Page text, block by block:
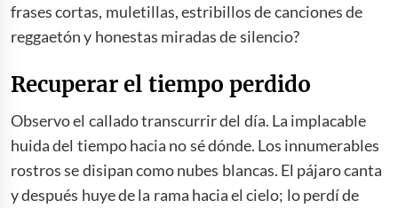
frases cortas, muletillas, estribillos de canciones de
reggaetón y honestas miradas de silencio?
Recuperar el tiempo perdido
Observo el callado transcurrir del día. La implacable
huida del tiempo hacia no sé dónde. Los innumerables
rostros se disipan como nubes blancas. El pájaro canta
y después huye de la rama hacia el cielo; lo perdí de